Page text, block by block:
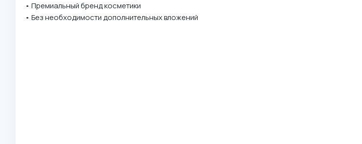
• Премиальный бренд косметики
• Без необходимости дополнительных вложений